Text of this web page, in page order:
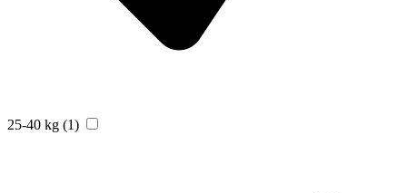
25-40 kg (1)